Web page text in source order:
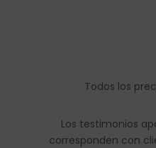
Todos los
Los testimonios
corresponden con